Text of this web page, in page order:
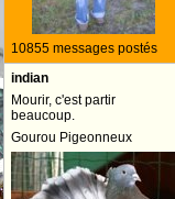
10855 messages postés
indian
Mourir, c'est partir
beaucoup.
Gourou Pigeonneux